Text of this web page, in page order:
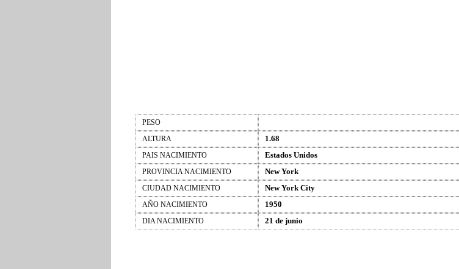
PESO
ALTURA
1.68
PAIS NACIMIENTO Estados Unidos
PROVINCIA NACIMIENTO New York
CIUDAD NACIMIENTO New York City
AÑO NACIMIENTO 1950
DIA NACIMIENTO 21 de junio